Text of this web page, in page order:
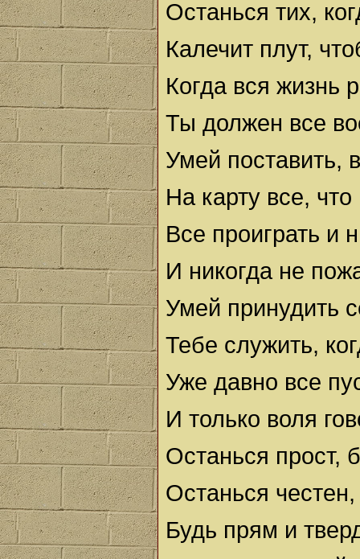
Останься тих,
Калечит плут,
Когда вся жизнь
Ты должен все
Умей поставить,
На карту все,
Все проиграть и
И никогда не
Умей принудить
Тебе служить,
Уже давно все
И только воля
Останься прост,
Останься
Будь прям и